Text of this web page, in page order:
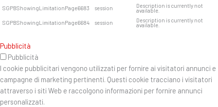
SGPBShowingLimitationPage6683
session Description is currently not
available.
SGPBShowingLimitationPage6684
session Description is currently not
available.
Pubblicità
Pubblicità
I cookie pubblicitari vengono utilizzati per fornire ai visitatori annunci e
campagne di marketing pertinenti. Questi cookie tracciano i visitatori
attraverso i siti Web e raccolgono informazioni per fornire annunci
personalizzati.